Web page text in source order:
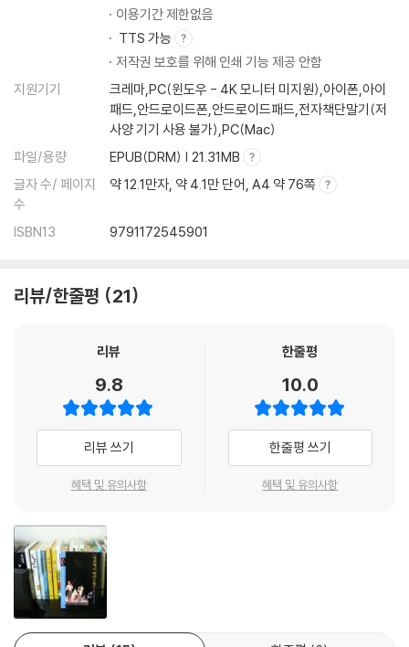
이용기간 제한없음
TTS 가능
저작권 보호를 위해 인쇄 기능 제공 안함
지원기기
크레마,PC(윈도우 - 4K 모니터 미지원),아이폰,아이
패드,안드로이드폰,안드로이드패드,전자책단말기(저
사양 기기 사용 불가),PC(Mac)
파일/용량
EPUB(DRM) | 21.31MB
글자 수/ 페이지
수
약 12.1만자, 약 4.1만 단어, A4 약 76쪽
ISBN13 9791172545901
리뷰/한줄평 21
리뷰
9.8
리뷰 쓰기
혜택 및 유의사항
한줄평
10.0
한줄평 쓰기
혜택 및 유의사항